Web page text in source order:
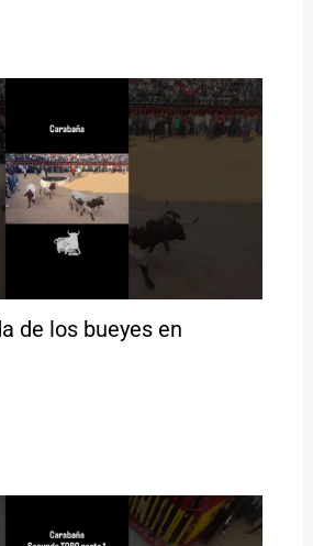
de los bueyes en